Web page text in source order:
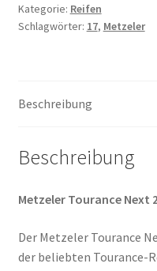
R
17
Menge
Kategorie: Reifen
Schlagwörter: 17, Metzeler
Beschreibung
Beschreibung
Metzeler Tourance Next
Der Metzeler Tourance
der beliebten Tourance-